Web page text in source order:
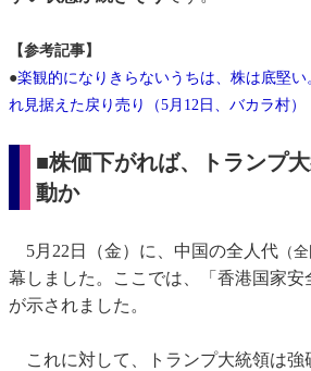
【参考記事】
●楽観的になりきらないうちは、株は底堅い
れ見据えた戻り売り（5月12日、バカラ村）
■株価下がれば、トランプ
動か
5月22日（金）に、中国の全人代 （
幕しました。ここでは、「香港国家
が示されました。
これに対して、トランプ大統領は強